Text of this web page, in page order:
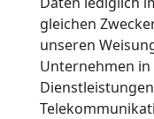
gleichen
unseren
Unternehmen in